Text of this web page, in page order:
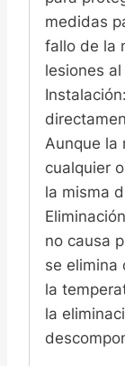
medidas
fallo de la
lesiones
Aunque la
cualquier
la misma
no causa
se elimina
la
la